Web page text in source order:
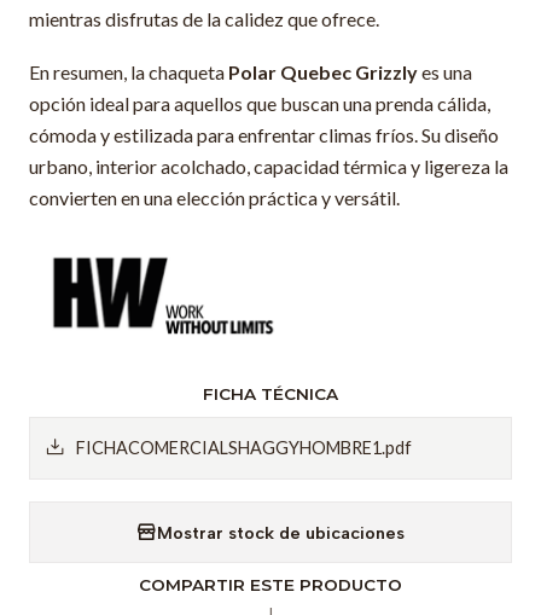
mientras disfrutas de la calidez que ofrece.
En resumen, la chaqueta Polar Quebec Grizzlyes una
opción ideal para aquellos que buscan una prenda cálida,
cómoda y estilizada para enfrentar climas fríos. Su diseño
urbano, interior acolchado, capacidad térmica y ligereza la
convierten en una elección práctica y versátil.
FICHA TÉCNICA
FICHACOMERCIALSHAGGYHOMBRE1.pdf
Mostrar stock de ubicaciones
COMPARTIR ESTE PRODUCTO